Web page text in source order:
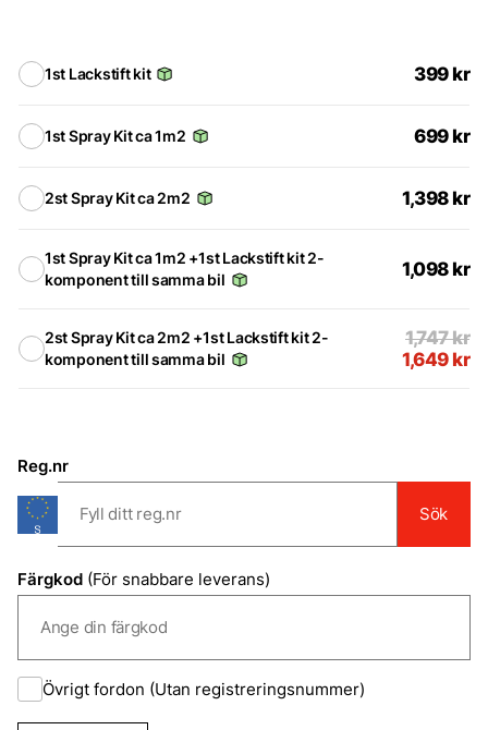
1st Lackstift kit 399 kr
1st Spray Kit ca 1m2 699 kr
2st Spray Kit ca 2m2 1,398 kr
1st Spray Kit ca 1m2 +1st Lackstift kit 2-
komponent till samma bil
1,098 kr
2st Spray Kit ca 2m2 +1st Lackstift kit 2-
komponent till samma bil
1,747kr
1,649 kr
Reg.nr
Sök
Färgkod (För snabbare leverans)
Övrigt fordon (Utan registreringsnummer)